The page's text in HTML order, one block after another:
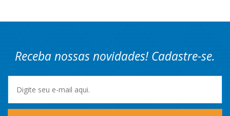
Receba nossas novidades! Cadastre-se.